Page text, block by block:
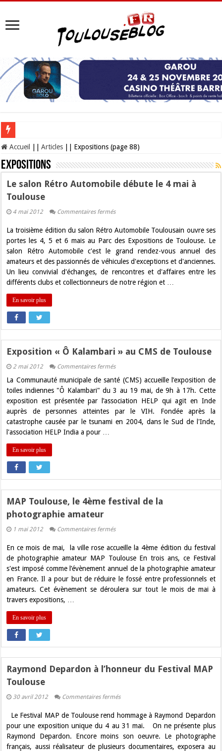
Les Nocturnes de la Cité de l’espace 2026 : l’événement incontournable de
Accueil Articles Expositions (page 88)
Expositions
Le salon Rétro Automobile débute le 4 mai à
Toulouse
4 mai 2012 Commentaires ferméssur
Rétro
Automobile
le
4
à
Toulouse
La troisième édition du salon Rétro Automobile Toulousain ouvre ses
portes les 4, 5 et 6 mais au Parc des Expositions de Toulouse. Le
salon Rétro Automobile c'est le grand rendez-vous annuel des
amateurs et des passionnés de véhicules d'exceptions et d'anciennes.
Un lieu convivial d'échanges, de rencontres et d'affaires entre les
différents clubs et collectionneurs de notre région et …
En savoir plus
Exposition « Ô Kalambari » au CMS de Toulouse
2 mai 2012 Commentaires ferméssur
« Ô
Kalambari »
au
CMS
Toulouse
La Communauté municipale de santé (CMS) accueille l’exposition de
toiles indiennes "Ô Kalambari" du 3 au 19 mai, de 9h à 17h. Cette
exposition est présentée par l’association HELP qui agit en Inde
auprès de personnes atteintes par le VIH. Fondée après la
catastrophe causée par le tsunami en 2004, dans le Sud de l'Inde,
l'association HELP India a pour …
En savoir plus
MAP Toulouse, le 4ème festival de la
photographie amateur
1 mai 2012 Commentaires ferméssur
le
4ème
de
la
amateur
En ce mois de mai, la ville rose accueille la 4ème édition du festival
de photographie amateur MAP Toulouse En trois ans, ce Festival
s'est imposé comme l’évènement annuel de la photographie amateur
en France. Il a pour but de réduire le fossé entre professionnels et
amateurs. Cet évènement se déroulera sur tout le mois de mai à
travers expositions, …
En savoir plus
Raymond Depardon à l’honneur du Festival MAP
Toulouse
30 avril 2012 Commentaires ferméssur
à
l’honneur
Festival
MAP
Le Festival MAP de Toulouse rend hommage à Raymond Depardon
pour une exposition unique du 4 au 31 mai. On ne présente plus
Raymond Depardon. Encore moins son oeuvre. Le photographe
français, aussi réalisateur de plusieurs documentaires, exposera au